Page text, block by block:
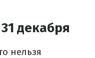
декабря
нельзя